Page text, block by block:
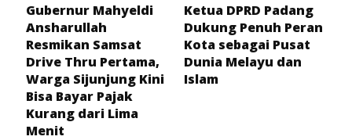
Gubernur Mahyeldi
Ansharullah
Resmikan Samsat
Drive Thru Pertama,
Warga Sijunjung Kini
Bisa Bayar Pajak
Kurang dari Lima
Menit
Ketua DPRD Padang
Dukung Penuh Peran
Kota sebagai Pusat
Dunia Melayu dan
Islam